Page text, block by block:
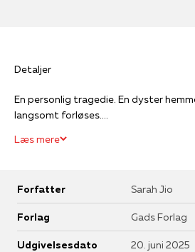
Detaljer
En personlig tragedie. En dyster
langsomt forløses....
Læs mere
Forfatter Sarah Jio
Forlag Gads Forlag
Udgivelsesdato 20. juni 2025